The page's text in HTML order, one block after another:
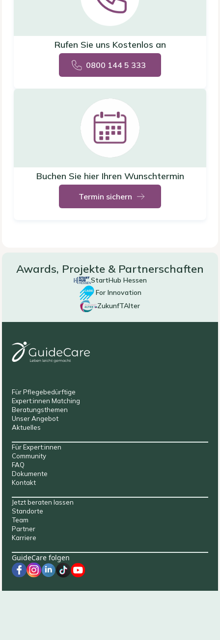
Rufen Sie uns Kostenlos an
0800 144 5 333
Buchen Sie hier Ihren Wunschtermin
Termin sichern
Awards, Projekte & Partnerschaften
StartHub Hessen
For Innovation
ZukunfTAlter
Für Pflegebedürftige
Expert:innen Matching
Beratungsthemen
Unser Angebot
Aktuelles
Für Expert:innen
Community
FAQ
Dokumente
Kontakt
Jetzt beraten lassen
Standorte
Team
Partner
Karriere
GuideCare folgen